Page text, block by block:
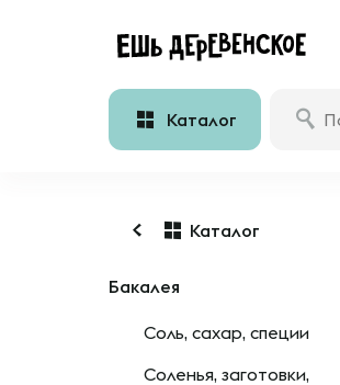
Каталог
Каталог
Бакалея
Соль, сахар, специи
Соленья, заготовки,